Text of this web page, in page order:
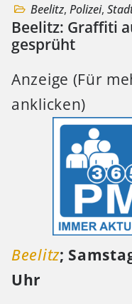
Beelitz, Polizei,
Beelitz: Graffiti
gesprüht
Anzeige (Für
anklicken)
Beelitz;
Uhr